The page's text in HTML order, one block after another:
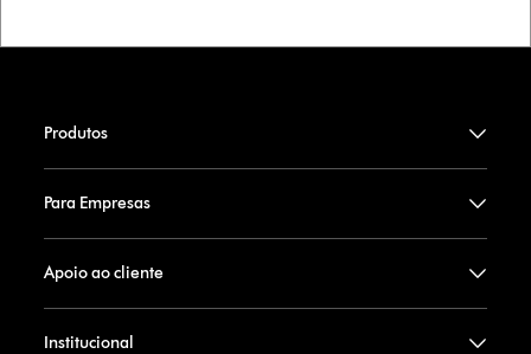
Produtos
Para Empresas
Apoio ao cliente
Institucional